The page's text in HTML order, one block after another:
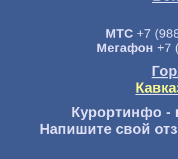
МТС+7
Мегафон +7
Курортинфо -
Напишите свой